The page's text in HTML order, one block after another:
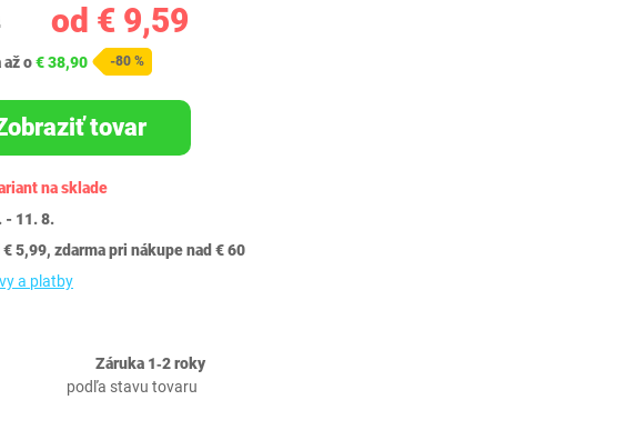
od € 9,59
až o€ 38,90 -80 %
tovar
na sklade
- 11. 8.
5,99, zdarma pri nákupe nad € 60
a platby
Záruka 1‐2 roky
podľa stavu tovaru